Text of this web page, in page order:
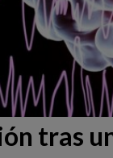
tras